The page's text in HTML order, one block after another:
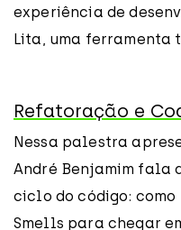
experiência de
Lita, uma ferramenta
Refatoração e
Nessa palestra
André Benjamim fala
ciclo do código:
Smells para chegar